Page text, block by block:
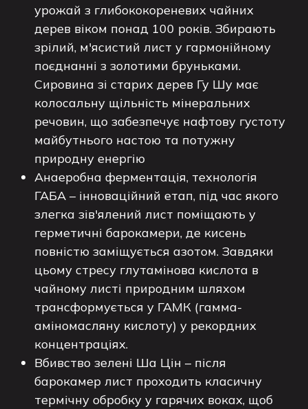
урожай з глибококореневих чайних
дерев віком понад 100 років. Збирають
зрілий, м'ясистий лист у гармонійному
поєднанні з золотими бруньками.
Сировина зі старих дерев Гу Шу має
колосальну щільність мінеральних
речовин, що забезпечує нафтову густоту
майбутнього настою та потужну
природну енергію
Анаеробна ферментація, технологія
ГАБА – інноваційний етап, під час якого
злегка зів'ялений лист поміщають у
герметичні барокамери, де кисень
повністю заміщується азотом. Завдяки
цьому стресу глутамінова кислота в
чайному листі природним шляхом
трансформується у ГАМК (гамма-
аміномасляну кислоту) у рекордних
концентраціях.
Вбивство зелені Ша Цін – після
барокамер лист проходить класичну
термічну обробку у гарячих воках, щоб